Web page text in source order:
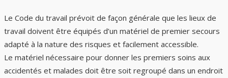
Le Code du travail prévoit de façon générale que les lieux de
travail doivent être équipés d’un matériel de premier secours
adapté à la nature des risques et facilement accessible.
Le matériel nécessaire pour donner les premiers soins aux
accidentés et malades doit être soit regroupé dans un endroit